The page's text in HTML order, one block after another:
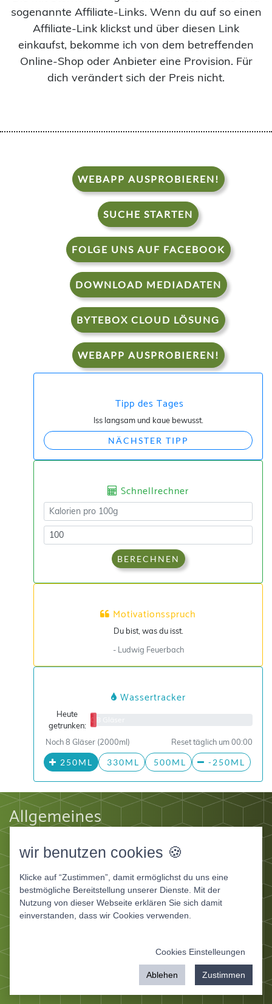
sogenannte Affiliate-Links. Wenn du auf so einen
Affiliate-Link klickst und über diesen Link
einkaufst, bekomme ich von dem betreffenden
Online-Shop oder Anbieter eine Provision. Für
dich verändert sich der Preis nicht.
WEBAPP AUSPROBIEREN!
SUCHE STARTEN
FOLGE UNS AUF FACEBOOK
DOWNLOAD MEDIADATEN
BYTEBOX CLOUD LÖSUNG
WEBAPP AUSPROBIEREN!
Tipp des Tages
Iss langsam und kaue bewusst.
NÄCHSTER TIPP
Schnellrechner
BERECHNEN
Motivationsspruch
Du bist, was du isst.
- Ludwig Feuerbach
Wassertracker
Heute
getrunken:
0/8 Gläser
Noch 8 Gläser (2000ml) Reset täglich um 00:00
250ML 330ML 500ML -250ML
Allgemeines
Datenschutz
Apps
Ernährungstagebuch Deluxe
© 2026 ernaehrungstagebuch-deluxe.de
wir benutzen cookies 🍪
Klicke auf “Zustimmen”, damit ermöglichst du uns eine
bestmögliche Bereitstellung unserer Dienste. Mit der
Nutzung von dieser Webseite erklären Sie sich damit
einverstanden, dass wir Cookies verwenden.
Cookies Einstelleungen
Ablehen Zustimmen